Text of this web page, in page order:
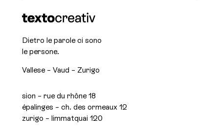
Dietro le parole ci sono
le persone.
Vallese – Vaud – Zurigo
sion – rue du rhône 18
épalinges – ch. des ormeaux 12
zurigo – limmatquai 120